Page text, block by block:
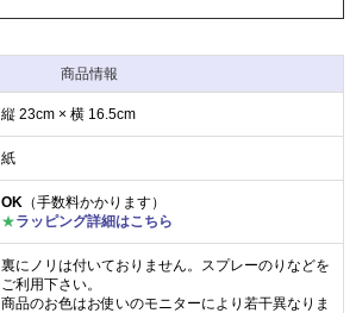
商品情報
縦 23cm × 横 16.5cm
紙
OK （手数料かかります）
★ラッピング詳細はこちら
裏にノリは付いておりません。スプレーのりなどを
ご利用下さい。
商品のお色はお使いのモニターにより若干異なりま